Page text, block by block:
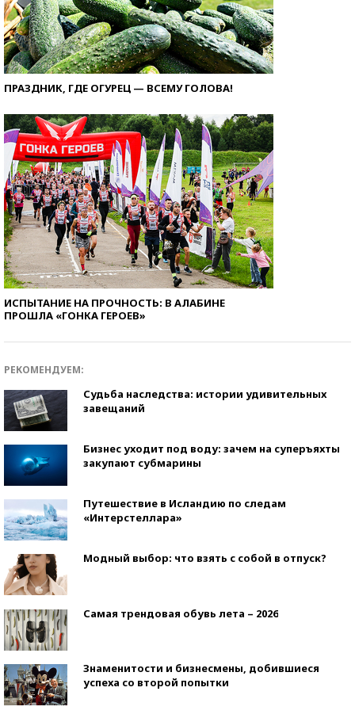
ПРАЗДНИК, ГДЕ ОГУРЕЦ — ВСЕМУ ГОЛОВА!
ИСПЫТАНИЕ НА ПРОЧНОСТЬ: В АЛАБИНЕ
ПРОШЛА «ГОНКА ГЕРОЕВ»
РЕКОМЕНДУЕМ:
Судьба наследства: истории удивительных
завещаний
Бизнес уходит под воду: зачем на суперъяхты
закупают субмарины
Путешествие в Исландию по следам
«Интерстеллара»
Модный выбор: что взять с собой в отпуск?
Самая трендовая обувь лета – 2026
Знаменитости и бизнесмены, добившиеся
успеха со второй попытки